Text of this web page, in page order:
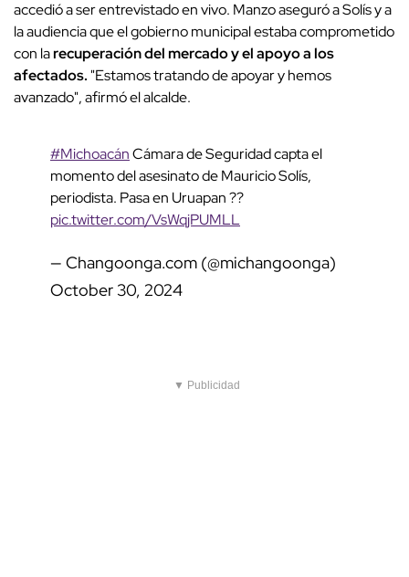
accedió a ser entrevistado en vivo. Manzo aseguró a Solís y a
la audiencia que el gobierno municipal estaba comprometido
con larecuperación del mercado y el apoyo a los
afectados. "Estamos tratando de apoyar y hemos
avanzado", afirmó el alcalde.
#MichoacánCámara de Seguridad capta el
momento del asesinato de Mauricio Solís,
periodista. Pasa en Uruapan ??
pic.twitter.com/VsWqjPUMLL
— Changoonga.com (@michangoonga)
October 30, 2024
▼ Publicidad